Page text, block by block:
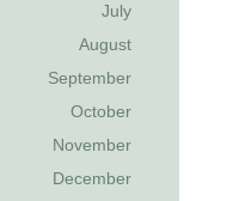
July
August
September
October
November
December